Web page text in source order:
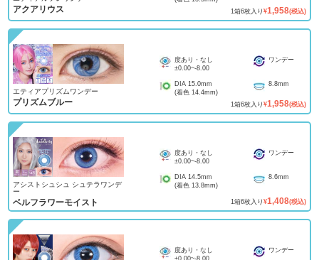
アクアリウス 1箱6枚入り ¥1,958(税込)
エティアプリズムワンデー
プリズムブルー
度あり・なし
±0.00~-8.00
ワンデー
DIA 15.0mm
(着色 14.4mm)
8.8mm
1箱6枚入り ¥1,958(税込)
アシストシュシュ シュテラワンデ
ー
ベルフラワーモイスト
度あり・なし
±0.00~-8.00
ワンデー
DIA 14.5mm
(着色 13.8mm)
8.6mm
1箱6枚入り ¥1,408(税込)
度あり・なし
±0.00~-8.00
ワンデー